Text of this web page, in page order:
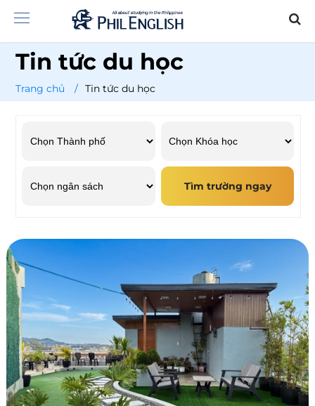
Tin tức du học
Trang chủ / Tin tức du học
Tìm trường ngay